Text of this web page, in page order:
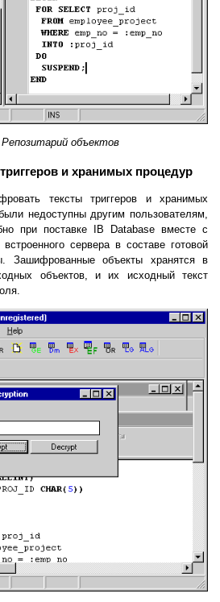
объектов
и хранимых процедур
тексты триггеров и хранимых
недоступны другим пользователям,
при поставке IB Database вместе с
сервера в составе готовой
Зашифрованные объекты хранятся в
объектов, и их исходный текст